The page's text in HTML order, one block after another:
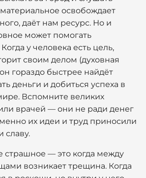
освобождает
даёт нам ресурс. Но и
может помогать
у человека есть цель,
своим делом (духовная
гораздо быстрее найдёт
деньги и добиться успеха в
Вспомните великих
врачей — они не ради денег
их идеи и труд приносили
славу.
страшное — это когда между
возникает трещина. Когда